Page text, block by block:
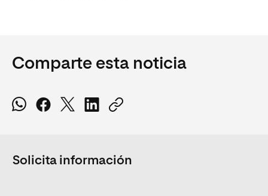
Comparte esta noticia
Solicita información